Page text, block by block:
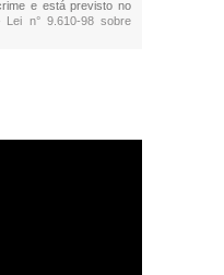
e está previsto no
Lei n° 9.610-98 sobre